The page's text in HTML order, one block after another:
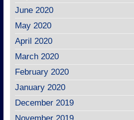
June 2020
May 2020
April 2020
March 2020
February 2020
January 2020
December 2019
November 2019